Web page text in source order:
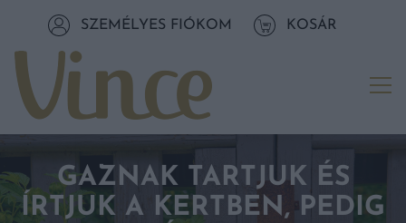
Tovább a tartalomhozSZEMÉLYES FIÓKOM KOSÁR
GAZNAK TARTJUK ÉS
ÍRTJUK A KERTBEN, PEDIG